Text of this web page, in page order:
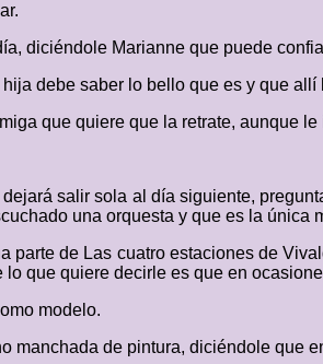
diciéndole Marianne que puede
debe saber lo bello que es y que
que quiere que la retrate, aunque
salir sola al día siguiente,
una orquesta y que es la única
parte de Las cuatro estaciones de
que quiere decirle es que en
modelo.
manchada de pintura, diciéndole que